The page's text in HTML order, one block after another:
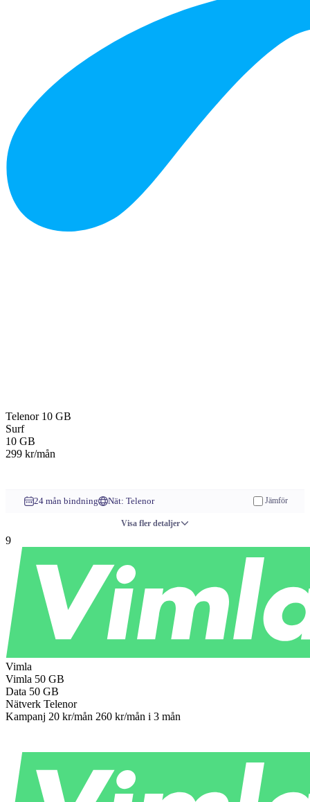
Telenor 10 GB
Surf
10 GB
299 kr/mån
24 mån bindning Nät: Telenor Jämför
Visa fler detaljer
9
Vimla
Vimla 50 GB
Data 50 GB
Nätverk Telenor
Kampanj 20 kr/mån 260 kr/mån i 3 mån